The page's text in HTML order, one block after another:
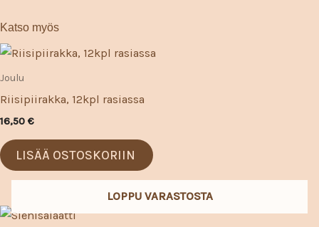
Katso myös
Joulu
Riisipiirakka, 12kpl rasiassa
16,50 €
LISÄÄ OSTOSKORIIN
LOPPU VARASTOSTA